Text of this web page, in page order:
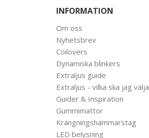
INFORMATION
Om oss
Nyhetsbrev
Coilovers
Dynamiska blinkers
Extraljus guide
Extraljus - vilka ska jag välja
Guider & Inspiration
Gummimattor
Krängningshämmarstag
LED belysning